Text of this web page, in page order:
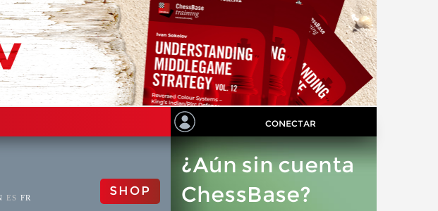
CONECTAR
ES FR SHOP
¿Aún sin cuenta
ChessBase?